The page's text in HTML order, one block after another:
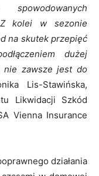
Z kolei w sezonie
na skutek przepięć
dużej
nie zawsze jest do
Lis-Stawińska,
Likwidacji Szkód
Vienna Insurance
działania